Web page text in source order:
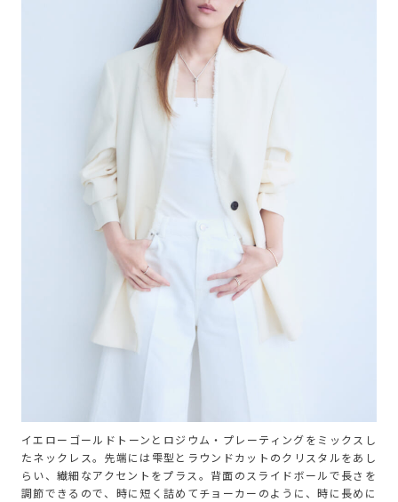
イエローゴールドトーンとロジウム・プレーティングをミックスし
たネックレス。先端には雫型とラウンドカットのクリスタルをあし
らい、繊細なアクセントをプラス。背面のスライドボールで長さを
調節できるので、時に短く詰めてチョーカーのように、時に長めに